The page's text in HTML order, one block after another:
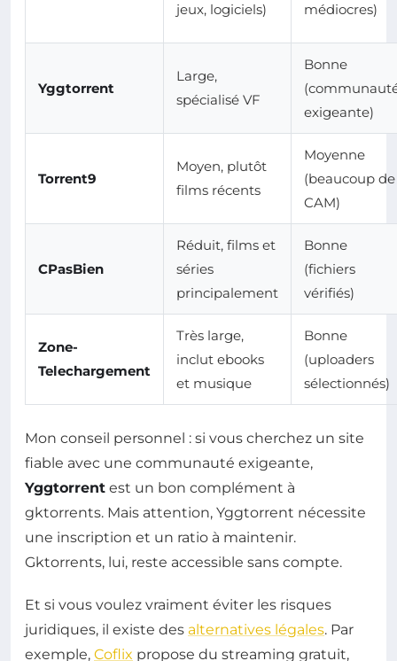
jeux, logiciels)
médiocres)
Yggtorrent
Large,
spécialisé VF
Bonne
exigeante)
Torrent9
Moyen, plutôt
films récents
Moyenne
(beaucoup de
CAM)
CPasBien
Réduit, films et
séries
principalement
Bonne
(fichiers
vérifiés)
Zone-
Telechargement
Très large,
inclut ebooks
et musique
Bonne
(uploaders
sélectionnés)
Mon conseil personnel : si vous cherchez un site
fiable avec une communauté exigeante,
Yggtorrent est un bon complément à
gktorrents. Mais attention, Yggtorrent nécessite
une inscription et un ratio à maintenir.
Gktorrents, lui, reste accessible sans compte.
Et si vous voulez vraiment éviter les risques
juridiques, il existe des alternatives légales. Par
exemple, Coflix propose du streaming gratuit,